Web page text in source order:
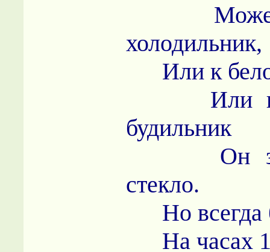
Может
холодильник,
Или к
Или в
будильник
Он
стекло.
Но всегда
На часах